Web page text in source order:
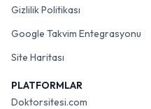
Gizlilik Politikası
Google Takvim Entegrasyonu
Site Haritası
PLATFORMLAR
Doktorsitesi.com